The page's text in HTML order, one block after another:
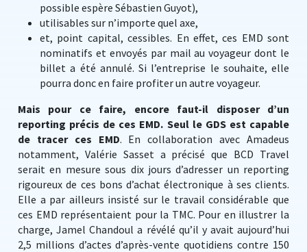
possible espère Sébastien Guyot),
utilisables sur n’importe quel axe,
et, point capital, cessibles. En effet, ces EMD sont
nominatifs et envoyés par mail au voyageur dont le
billet a été annulé. Si l’entreprise le souhaite, elle
pourra donc en faire profiter un autre voyageur.
Mais pour ce faire, encore faut-il disposer d’un
reporting précis de ces EMD. Seul le GDS est capable
de tracer ces EMD. En collaboration avec Amadeus
notamment, Valérie Sasset a précisé que BCD Travel
serait en mesure sous dix jours d’adresser un reporting
rigoureux de ces bons d’achat électronique à ses clients.
Elle a par ailleurs insisté sur le travail considérable que
ces EMD représentaient pour la TMC. Pour en illustrer la
charge, Jamel Chandoul a révélé qu’il y avait aujourd’hui
2,5 millions d’actes d’après-vente quotidiens contre 150